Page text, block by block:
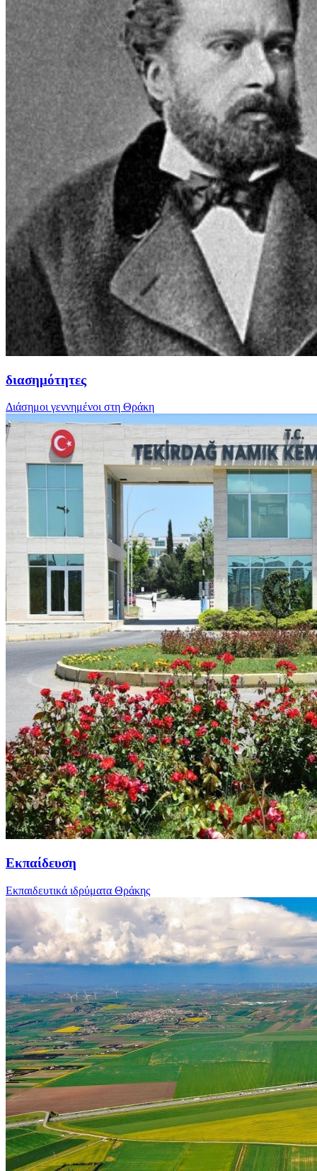
διασημότητες
Διάσημοι γεννημένοι στη Θράκη
Εκπαίδευση
Εκπαιδευτικά ιδρύματα Θράκης